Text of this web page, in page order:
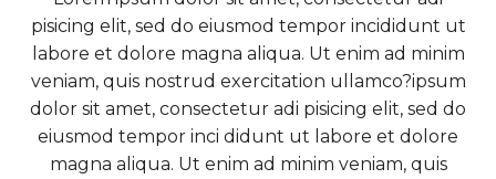
pisicing elit, sed do eiusmod tempor incididunt ut
labore et dolore magna aliqua. Ut enim ad minim
veniam, quis nostrud exercitation ullamco?ipsum
dolor sit amet, consectetur adi pisicing elit, sed do
eiusmod tempor inci didunt ut labore et dolore
magna aliqua. Ut enim ad minim veniam, quis